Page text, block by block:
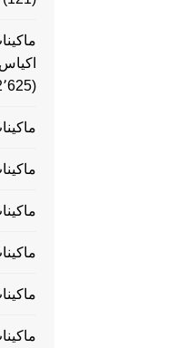
(2٬625)